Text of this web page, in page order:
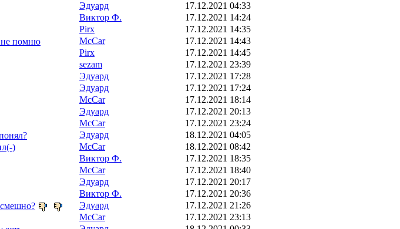
Эдуард
17.12.2021 04:33
Виктор Ф.
17.12.2021 14:24
Pirx
17.12.2021 14:35
не помню
McCar
17.12.2021 14:43
Pirx
17.12.2021 14:45
sezam
17.12.2021 23:39
Эдуард
17.12.2021 17:28
Эдуард
17.12.2021 17:24
McCar
17.12.2021 18:14
Эдуард
17.12.2021 20:13
McCar
17.12.2021 23:24
Эдуард
18.12.2021 04:05
)
McCar
18.12.2021 08:42
Виктор Ф.
17.12.2021 18:35
McCar
17.12.2021 18:40
Эдуард
17.12.2021 20:17
Виктор Ф.
17.12.2021 20:36
Эдуард
17.12.2021 21:26
McCar
17.12.2021 23:13